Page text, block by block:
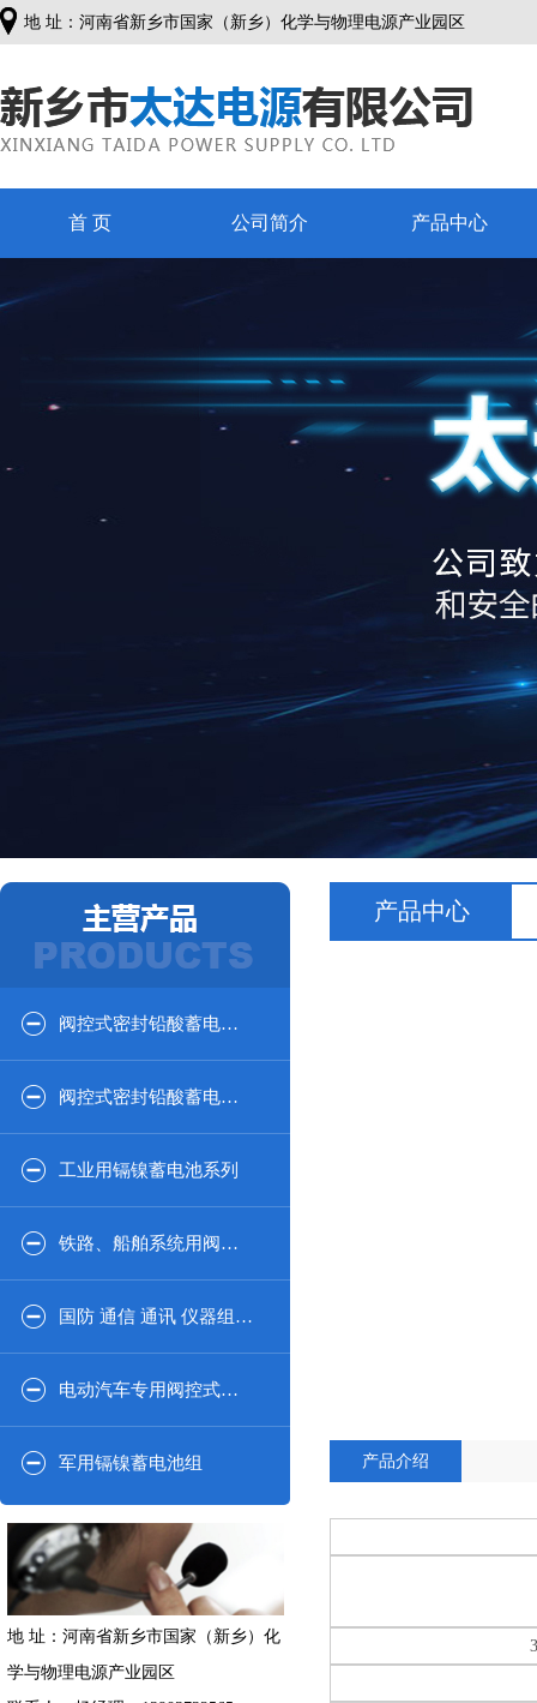
地 址：河南省新乡市国家（新乡）化学与物理电源产业园区
首 页 公司简介 产品中心
阀控式密封铅酸蓄电池12V系列
阀控式密封铅酸蓄电池2V系列
工业用镉镍蓄电池系列
铁路、船舶系统用阀控式密闭铅酸蓄电池系列
国防 通信 通讯 仪器组合系列
电动汽车专用阀控式密封铅酸蓄电池
军用镉镍蓄电池组
地 址：河南省新乡市国家（新乡）化
学与物理电源产业园区
产品中心
产品介绍